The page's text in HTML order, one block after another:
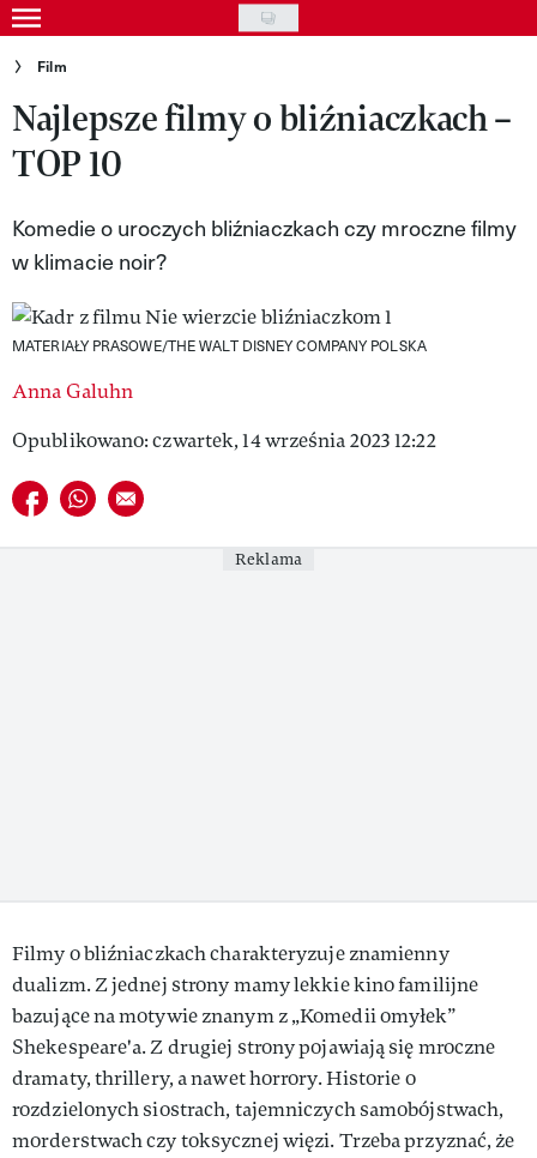
Skip
to
content
Gwiazdy
Ludzie
Moda
Styl życia
Kultura
VIVA!MODA
Film
Najlepsze filmy o bliźniaczkach –
TOP 10
Komedie o uroczych bliźniaczkach czy mroczne filmy
w klimacie noir?
MATERIAŁY PRASOWE/THE WALT DISNEY COMPANY POLSKA
Anna Galuhn
Opublikowano: czwartek, 14 września 2023 12:22
Udostępnij na facebook
Udostępnij na whatsapp
E-mail do przyjaciela
Reklama
Filmy o bliźniaczkach charakteryzuje znamienny
dualizm. Z jednej strony mamy lekkie kino familijne
bazujące na motywie znanym z „Komedii omyłek”
Shekespeare'a. Z drugiej strony pojawiają się mroczne
dramaty, thrillery, a nawet horrory. Historie o
rozdzielonych siostrach, tajemniczych samobójstwach,
morderstwach czy toksycznej więzi. Trzeba przyznać, że